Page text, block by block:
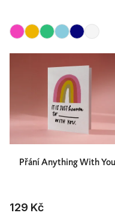
Přání Anything With You
129 Kč